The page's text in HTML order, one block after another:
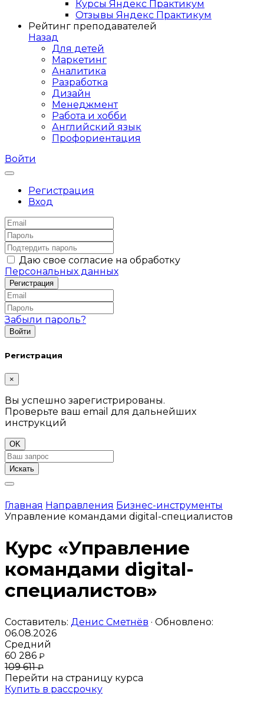
Курсы Яндекс Практикум
Отзывы Яндекс Практикум
Рейтинг преподавателей
Назад
Для детей
Маркетинг
Аналитика
Разработка
Дизайн
Менеджмент
Работа и хобби
Английский язык
Профориентация
Войти
Регистрация
Вход
Даю свое согласие на обработку
Персональных данных
Забыли пароль?
Регистрация
×
Вы успешно зарегистрированы.
Проверьте ваш email для дальнейших
инструкций
OK
Искать
Главная Направления Бизнес-инструменты
Управление командами digital-специалистов
Курс «Управление
командами digital-
специалистов»
Составитель: Денис Сметнёв · Обновлено:
06.08.2026
Средний
60 286 ₽
109 611₽
Перейти на страницу курса
Купить в рассрочку